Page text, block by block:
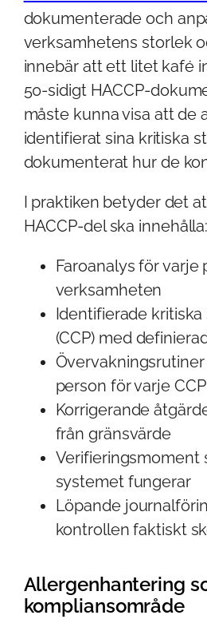
dokumenterade och
verksamhetens storlek
innebär att ett litet kafé
50-sidigt HACCP-
måste kunna visa att de
identifierat sina kritiska
dokumenterat hur de
I praktiken betyder det
HACCP-del ska innehålla:
Faroanalys för varje
verksamheten
Identifierade
(CCP) med
person för varje CCP
Korrigerande
från gränsvärde
Verifieringsmoment
systemet fungerar
Löpande
kontrollen faktiskt
Allergenhantering
kompliansområde